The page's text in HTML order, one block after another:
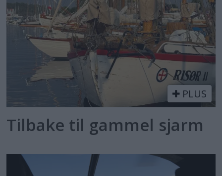
PLUS
Tilbake til gammel sjarm